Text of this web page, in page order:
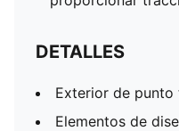
DETALLES
Exterior de punto
Elementos de